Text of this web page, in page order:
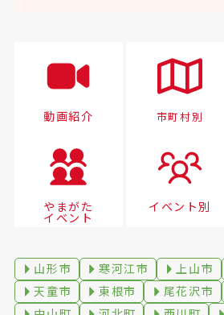
動画紹介 市町村別
やまがた
イベント
イベント別
山形市 寒河江市 上山市
天童市
東根市 尾花沢市